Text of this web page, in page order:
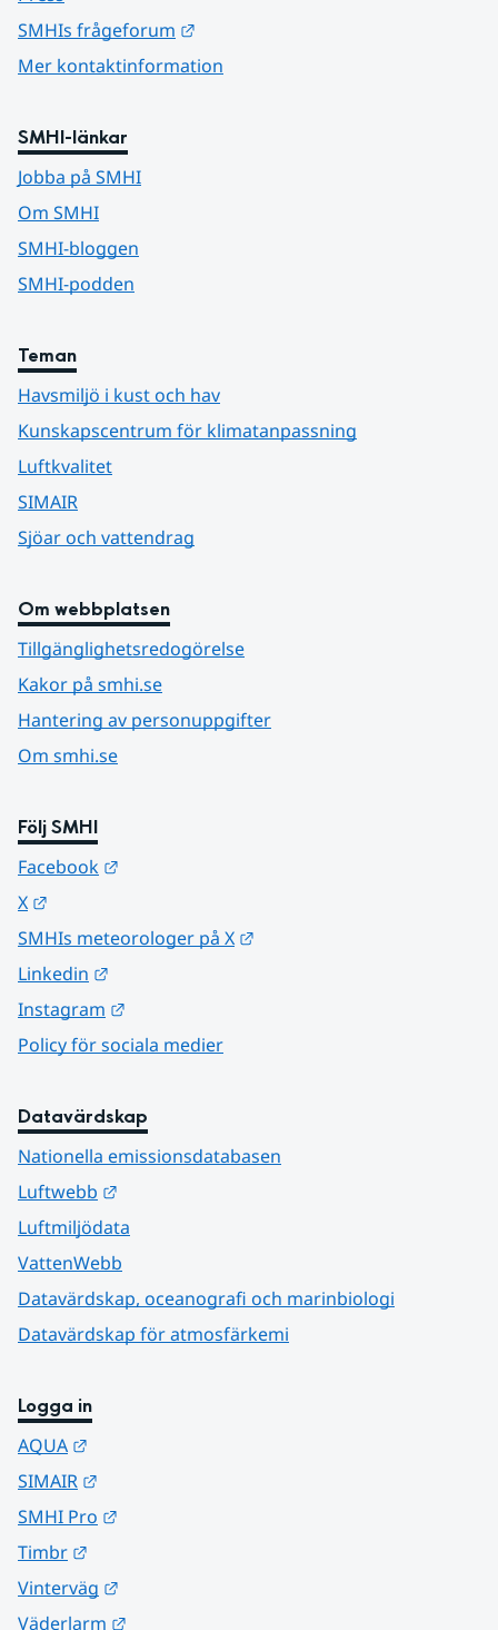
SMHIs frågeforum
Mer kontaktinformation
SMHI-länkar
Jobba på SMHI
Om SMHI
SMHI-bloggen
SMHI-podden
Teman
Havsmiljö i kust och hav
Kunskapscentrum för klimatanpassning
Luftkvalitet
SIMAIR
Sjöar och vattendrag
Om webbplatsen
Tillgänglighetsredogörelse
Kakor på smhi.se
Hantering av personuppgifter
Om smhi.se
Följ SMHI
Facebook
X
SMHIs meteorologer på X
Linkedin
Instagram
Policy för sociala medier
Datavärdskap
Nationella emissionsdatabasen
Luftwebb
Luftmiljödata
VattenWebb
Datavärdskap, oceanografi och marinbiologi
Datavärdskap för atmosfärkemi
Logga in
AQUA
SIMAIR
SMHI Pro
Timbr
Vinterväg
Väderlarm